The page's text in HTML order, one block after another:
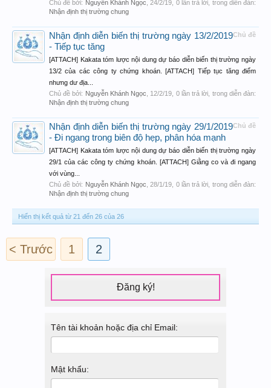
Chủ đề bởi: Nguyễn Khánh Ngọc ,24/2/19 , 0 lần trả lời, trong diễn đàn:
Nhận định thị trường chung
Chủ đề
Nhận định diễn biến thị trường ngày 13/2/2019
- Tiếp tục tăng
[ATTACH] Kakata tóm lược nội dung dự báo diễn biến thị trường ngày
13/2 của các công ty chứng khoán. [ATTACH] Tiếp tục tăng điểm
nhưng dư địa...
Chủ đề bởi: Nguyễn Khánh Ngọc 12/2/19 , 0 lần trả lời, trong diễn đàn:
Nhận định thị trường chung
Chủ đề
Nhận định diễn biến thị trường ngày 29/1/2019
- Đi ngang trong biên độ hẹp, phân hóa mạnh
[ATTACH] Kakata tóm lược nội dung dự báo diễn biến thị trường ngày
29/1 của các công ty chứng khoán. [ATTACH] Giằng co và đi ngang
với vùng...
Chủ đề bởi: Nguyễn Khánh Ngọc ,28/1/19 , 0 lần trả lời, trong diễn đàn:
Nhận định thị trường chung
Hiển thị kết quả từ 21 đến 26 của 26
< Trước 1 2
Đăng ký!
Tên tài khoản hoặc địa chỉ Email:
Mật khẩu: